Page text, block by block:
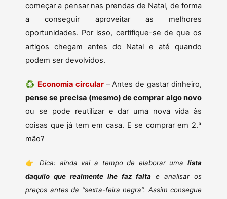
começar a pensar nas prendas de Natal, de forma
a conseguir aproveitar as melhores
oportunidades. Por isso, certifique-se de que os
artigos chegam antes do Natal e até quando
podem ser devolvidos.
♻ Economia circular– Antes de gastar dinheiro,
pense se precisa (mesmo) de comprar algo novo
ou se pode reutilizar e dar uma nova vida às
coisas que já tem em casa. E se comprar em 2.ª
mão?
👉 Dica: ainda vai a tempo de elaborar umalista
daquilo que realmente lhe faz falta e analisar os
preços antes da “sexta-feira negra”. Assim consegue